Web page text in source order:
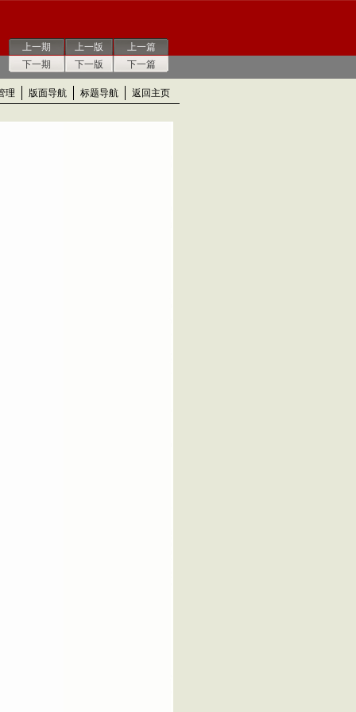
上一期
下一期
上一版
下一版
上一篇
下一篇
理 版面导航 标题导航 返回主页